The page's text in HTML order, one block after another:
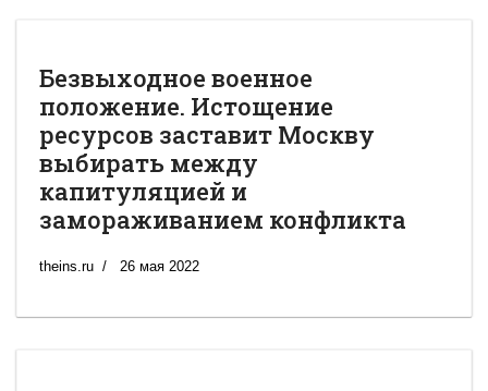
Безвыходное военное
положение. Истощение
ресурсов заставит Москву
выбирать между
капитуляцией и
замораживанием конфликта
theins.ru 26 мая 2022